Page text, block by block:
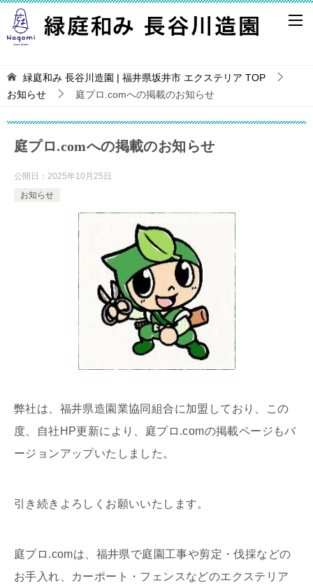
緑庭和み 長谷川造園 | 福井県坂井市 エクステリア TOP
お知らせ
庭プロ.comへの掲載のお知らせ
庭プロ.comへの掲載のお知らせ
公開日： 2025年10月25日
お知らせ
弊社は、福井県造園業協同組合に加盟しており、この
度、自社HP更新により、庭プロ.comの掲載ページもバ
ージョンアップいたしました。
引き続きよろしくお願いいたします。
庭プロ.comは、福井県で庭園工事や剪定・伐採などの
お手入れ、カーポート・フェンスなどのエクステリア